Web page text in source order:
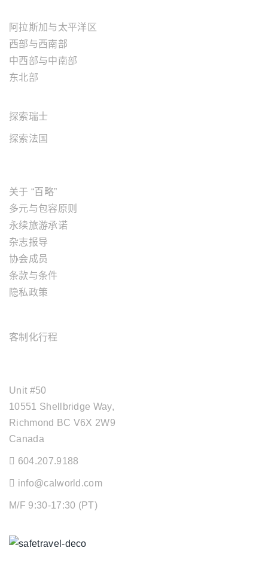
阿拉斯加与太平洋区
西部与西南部
中西部与中南部
东北部
探索瑞士
探索法国
关于 “百略”
多元与包容原则
永续旅游承诺
杂志报导
协会成员
条款与条件
隐私政策
客制化行程
Unit #50
10551 Shellbridge Way,
Richmond BC V6X 2W9
Canada
604.207.9188
info@calworld.com
M/F 9:30-17:30 (PT)